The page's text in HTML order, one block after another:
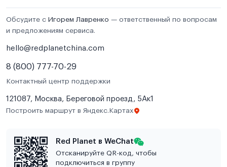
Обсудите с Игорем Лавренко — ответственный по вопросам
и предложениям сервиса.
hello@redplanetchina.com
8 (800) 777-70-29
Контактный центр поддержки
121087, Москва, Береговой проезд, 5Ак1
Построить маршрут в Яндекс.Картах
Red Planet в WeChat
Отсканируйте QR-код, чтобы
подключиться в группу